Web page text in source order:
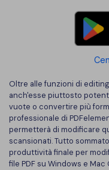
Oltre alle funzioni di
anch'esse piuttosto
vuote o convertire più
professionale di
permetterà di modificare
scansionati. Tutto
produttività finale per
file PDF su Windows e Mac